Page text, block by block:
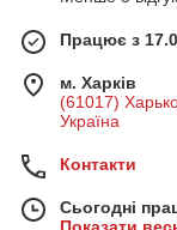
Працює з
м. Харків
(61017)
Україна
Контакти
Сьогодні